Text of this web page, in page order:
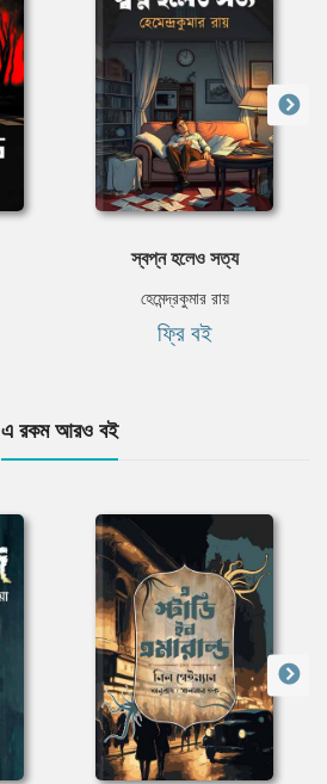
স্বপ্ন হলেও সত্য
হেমেন্দ্রকুমার রায়
ফ্রি বই
এ রকম আরও বই